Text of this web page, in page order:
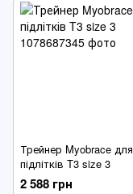
Трейнер Myobrace для
підлітків T3 size 3
2 588 грн